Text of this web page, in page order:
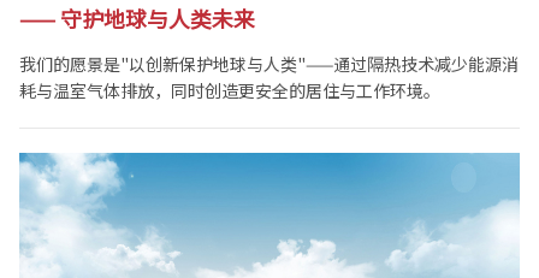
—— 守护地球与人类未来
我们的愿景是"以创新保护地球与人类"——通过隔热技术减少能源消
耗与温室气体排放，同时创造更安全的居住与工作环境。